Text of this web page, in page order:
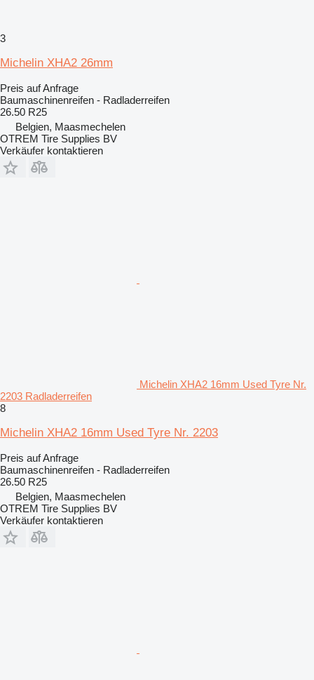
3
Michelin XHA2 26mm
Preis auf Anfrage
Baumaschinenreifen - Radladerreifen
26.50 R25
Belgien, Maasmechelen
OTREM Tire Supplies BV
Verkäufer kontaktieren
Michelin XHA2 16mm Used Tyre Nr.
2203 Radladerreifen
8
Michelin XHA2 16mm Used Tyre Nr. 2203
Preis auf Anfrage
Baumaschinenreifen - Radladerreifen
26.50 R25
Belgien, Maasmechelen
OTREM Tire Supplies BV
Verkäufer kontaktieren